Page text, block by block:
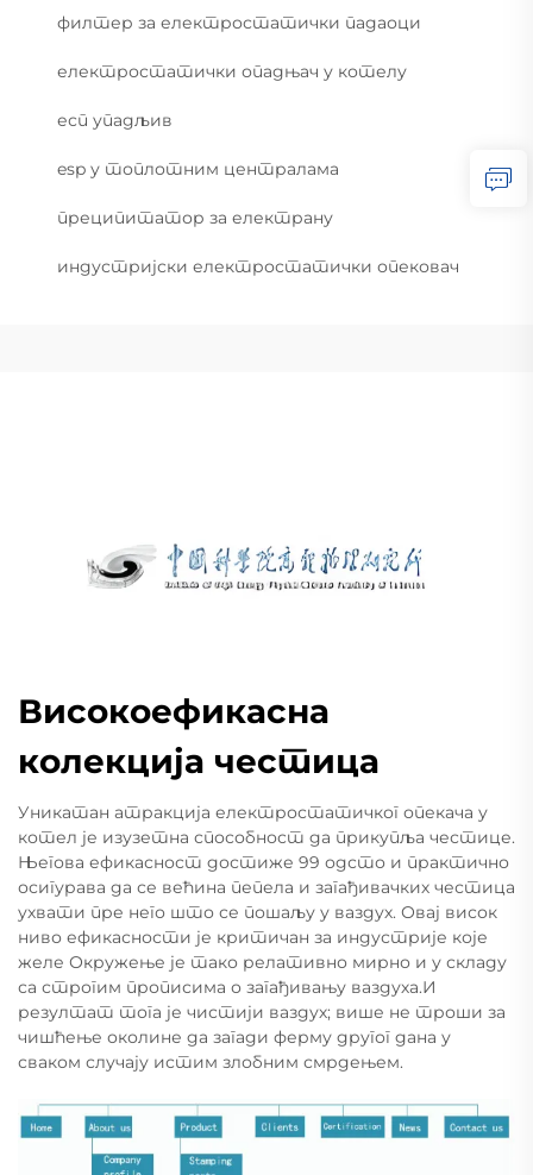
филтер за електростатички падаоци
електростатички опадњач у котелу
есп упадљив
esp у топлотним централама
преципитатор за електрану
индустријски електростатички опековач
Високоефикасна
колекција честица
Уникатан атракција електростатичког опекача у
котел је изузетна способност да прикупља честице.
Његова ефикасност достиже 99 одсто и практично
осигурава да се већина пепела и загађивачких честица
ухвати пре него што се пошаљу у ваздух. Овај висок
ниво ефикасности је критичан за индустрије које
желе Окружење је тако релативно мирно и у складу
са строгим прописима о загађивању ваздуха.И
резултат тога је чистији ваздух; више не троши за
чишћење околине да загади ферму другог дана у
сваком случају истим злобним смрдењем.